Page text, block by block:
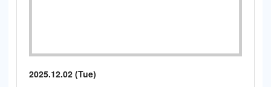
2025.12.02 (Tue)